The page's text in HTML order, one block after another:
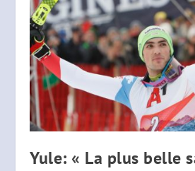
Yule: « La plus belle